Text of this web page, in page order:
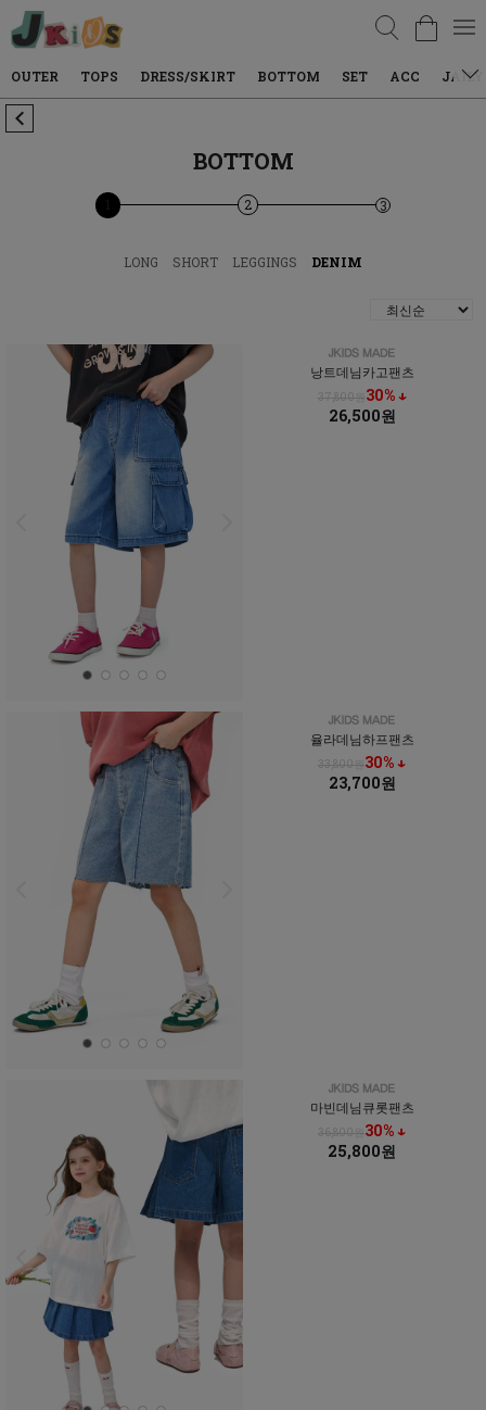
검색
TOPS DRESS/SKIRT BOTTOM SET ACC JAILY WEAR
BOTTOM
2 3
LONG SHORT LEGGINGS DENIM
낭트데님카고팬츠
37,800원30% ↓
26,500원
율라데님하프팬츠
33,800원30% ↓
23,700원
마빈데님큐롯팬츠
36,800원30% ↓
25,800원